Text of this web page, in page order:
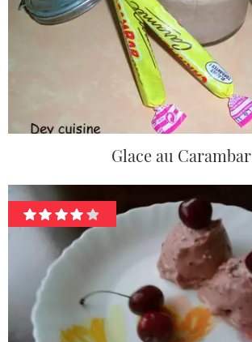
Glace au Carambar